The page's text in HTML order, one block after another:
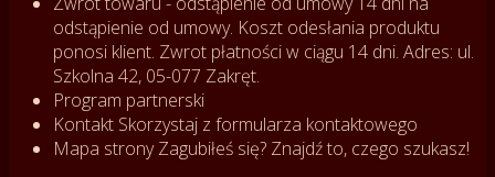
odstąpienie od umowy. Koszt odesłania produktu
ponosi klient. Zwrot płatności w ciągu 14 dni. Adres: ul.
Szkolna 42, 05-077 Zakręt.
Program partnerski
Kontakt Skorzystaj z formularza kontaktowego
Mapa stronyZagubiłeś się? Znajdź to, czego szukasz!